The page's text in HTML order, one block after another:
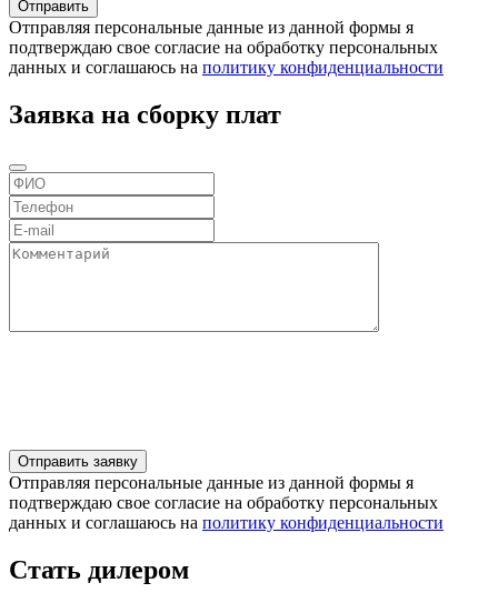
Отправляя персональные данные из данной формы я
подтверждаю свое согласие на обработку персональных
данных и соглашаюсь на политику конфиденциальности
Заявка на сборку плат
Отправляя персональные данные из данной формы я
подтверждаю свое согласие на обработку персональных
данных и соглашаюсь на политику конфиденциальности
Стать дилером